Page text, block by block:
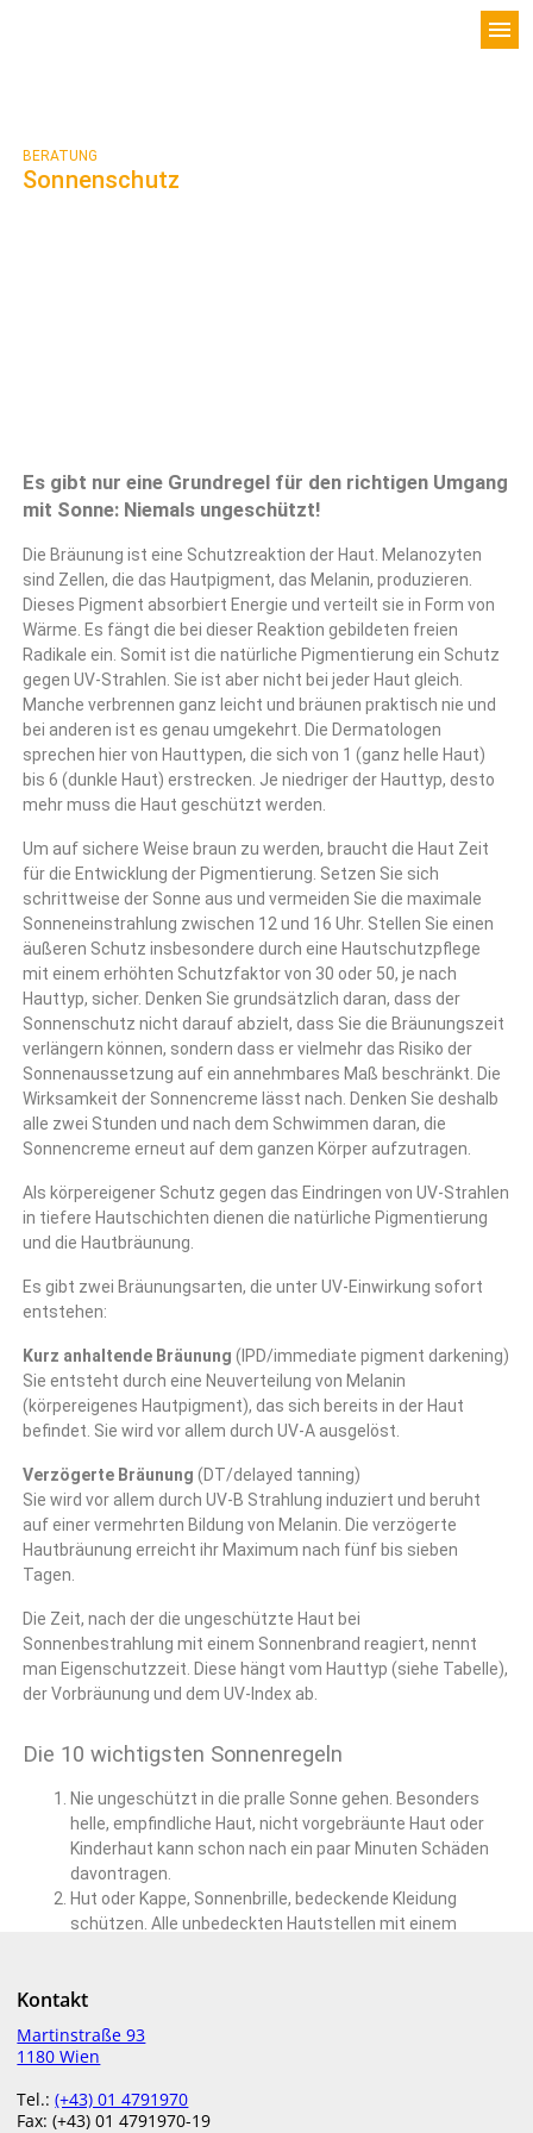
menu
BERATUNG
Sonnenschutz
Es gibt nur eine Grundregel für den richtigen Umgang
mit Sonne: Niemals ungeschützt!
Die Bräunung ist eine Schutzreaktion der Haut. Melanozyten
sind Zellen, die das Hautpigment, das Melanin, produzieren.
Dieses Pigment absorbiert Energie und verteilt sie in Form von
Wärme. Es fängt die bei dieser Reaktion gebildeten freien
Radikale ein. Somit ist die natürliche Pigmentierung ein Schutz
gegen UV-Strahlen. Sie ist aber nicht bei jeder Haut gleich.
Manche verbrennen ganz leicht und bräunen praktisch nie und
bei anderen ist es genau umgekehrt. Die Dermatologen
sprechen hier von Hauttypen, die sich von 1 (ganz helle Haut)
bis 6 (dunkle Haut) erstrecken. Je niedriger der Hauttyp, desto
mehr muss die Haut geschützt werden.
Um auf sichere Weise braun zu werden, braucht die Haut Zeit
für die Entwicklung der Pigmentierung. Setzen Sie sich
schrittweise der Sonne aus und vermeiden Sie die maximale
Sonneneinstrahlung zwischen 12 und 16 Uhr. Stellen Sie einen
äußeren Schutz insbesondere durch eine Hautschutzpflege
mit einem erhöhten Schutzfaktor von 30 oder 50, je nach
Hauttyp, sicher. Denken Sie grundsätzlich daran, dass der
Sonnenschutz nicht darauf abzielt, dass Sie die Bräunungszeit
verlängern können, sondern dass er vielmehr das Risiko der
Sonnenaussetzung auf ein annehmbares Maß beschränkt. Die
Wirksamkeit der Sonnencreme lässt nach. Denken Sie deshalb
alle zwei Stunden und nach dem Schwimmen daran, die
Sonnencreme erneut auf dem ganzen Körper aufzutragen.
Als körpereigener Schutz gegen das Eindringen von UV-Strahlen
in tiefere Hautschichten dienen die natürliche Pigmentierung
und die Hautbräunung.
Es gibt zwei Bräunungsarten, die unter UV-Einwirkung sofort
entstehen:
Kurz anhaltende Bräunung (IPD/immediate pigment darkening)
Sie entsteht durch eine Neuverteilung von Melanin
(körpereigenes Hautpigment), das sich bereits in der Haut
befindet. Sie wird vor allem durch UV-A ausgelöst.
Verzögerte Bräunung (DT/delayed tanning)
Sie wird vor allem durch UV-B Strahlung induziert und beruht
auf einer vermehrten Bildung von Melanin. Die verzögerte
Hautbräunung erreicht ihr Maximum nach fünf bis sieben
Tagen.
Die Zeit, nach der die ungeschützte Haut bei
Sonnenbestrahlung mit einem Sonnenbrand reagiert, nennt
man Eigenschutzzeit. Diese hängt vom Hauttyp (siehe Tabelle),
der Vorbräunung und dem UV-Index ab.
Die 10 wichtigsten Sonnenregeln
Nie ungeschützt in die pralle Sonne gehen. Besonders
helle, empfindliche Haut, nicht vorgebräunte Haut oder
Kinderhaut kann schon nach ein paar Minuten Schäden
davontragen.
Hut oder Kappe, Sonnenbrille, bedeckende Kleidung
schützen. Alle unbedeckten Hautstellen mit einem
Das passende Sonnenschutzmittel mit dem richtigen
Sonnenschutz-Typ sind Sie“ hilft Ihnen in Kürze dabei.
sparsamem Gebrauch verringert sich die Schutzwirkung!
Tragen Sie das Sonnenschutzmittel auf, bevor Sie in die
Kontakt
Martinstraße 93
1180 Wien
Tel.:(+43) 01 4791970
Fax: (+43) 01 4791970-19